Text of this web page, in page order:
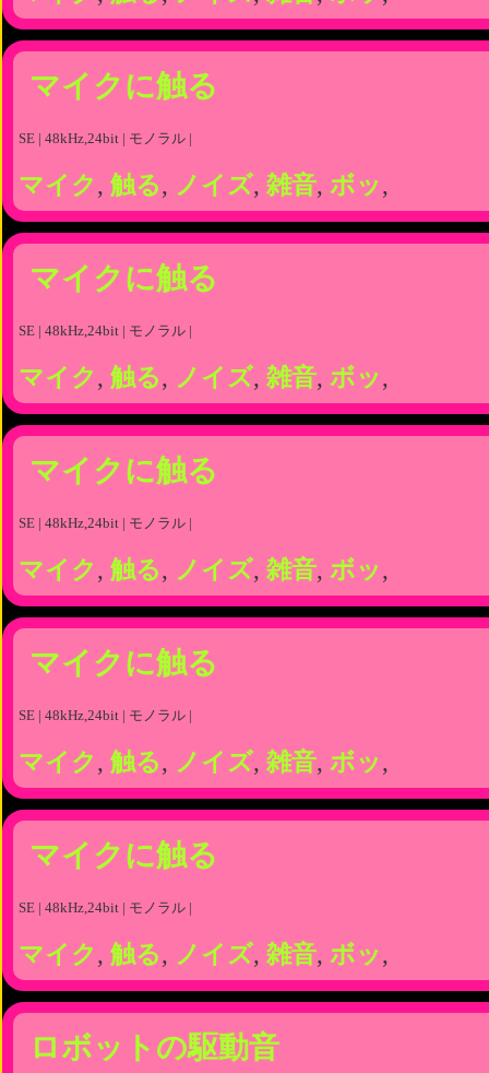
マイクに触る
SE | 48kHz,24bit | モノラル |
マイク , 触る, ノイズ, 雑音, ボッ ,
マイクに触る
SE | 48kHz,24bit | モノラル |
マイク , 触る, ノイズ, 雑音, ボッ ,
マイクに触る
SE | 48kHz,24bit | モノラル |
マイク , 触る, ノイズ, 雑音, ボッ ,
マイクに触る
SE | 48kHz,24bit | モノラル |
マイク , 触る, ノイズ, 雑音, ボッ ,
マイクに触る
SE | 48kHz,24bit | モノラル |
マイク , 触る, ノイズ, 雑音, ボッ ,
ロボットの駆動音